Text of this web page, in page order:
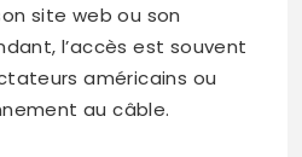
site web ou son
l’accès est souvent
américains ou
au câble.